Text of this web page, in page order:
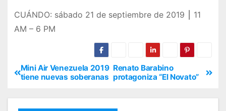
CUÁNDO: sábado 21 de septiembre de 2019 ⎮ 11
AM – 6 PM
Renato Barabino
protagoniza “El Novato”
Mini Air Venezuela 2019
tiene nuevas soberanas